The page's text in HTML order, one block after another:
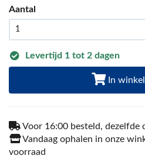
Aantal
Levertijd 1 tot 2 dagen
In
Voor 16:00 besteld, dezelfde
Vandaag ophalen in onze
voorraad